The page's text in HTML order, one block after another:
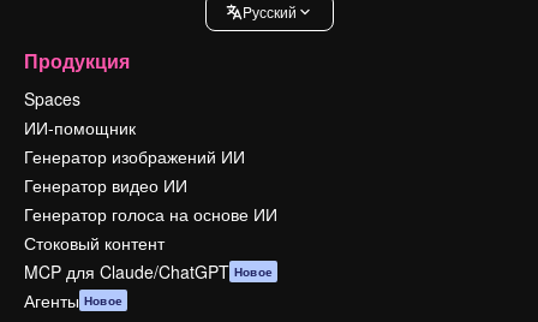
Pусский
Продукция
Spaces
ИИ-помощник
Генератор изображений ИИ
Генератор видео ИИ
Генератор голоса на основе ИИ
Стоковый контент
MCP для Claude/ChatGPT Новое
Агенты Новое